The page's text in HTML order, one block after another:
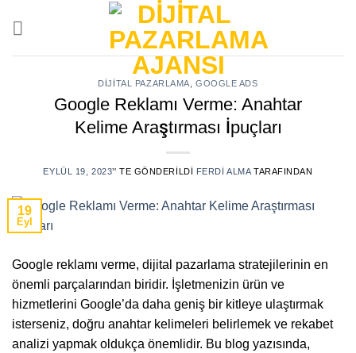
DIJITAL PAZARLAMA ,GOOGLE ADS
Google Reklamı Verme: Anahtar
Kelime Araştırması İpuçları
EYLÜL 19, 2023’' TE GÖNDERILDI FERDI ALMATARAFINDAN
19
Eyl
Google reklamı verme, dijital pazarlama stratejilerinin en
önemli parçalarından biridir. İşletmenizin ürün ve
hizmetlerini Google’da daha geniş bir kitleye ulaştırmak
isterseniz, doğru anahtar kelimeleri belirlemek ve rekabet
analizi yapmak oldukça önemlidir. Bu blog yazısında,